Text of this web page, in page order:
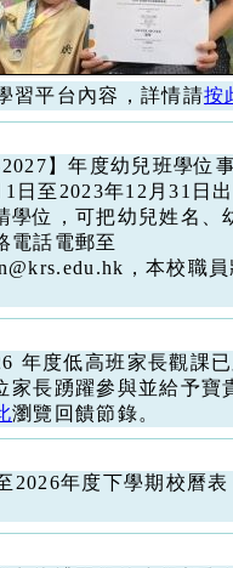
習平台內容，詳情請按
】年度幼兒班學位
1日至2023年12月31日
學位，可把幼兒姓名、
電話電郵至
，本校職
年度低高班家長觀課
家長踴躍參與並給予寶
瀏覽回饋節錄。
2026年度下學期校曆